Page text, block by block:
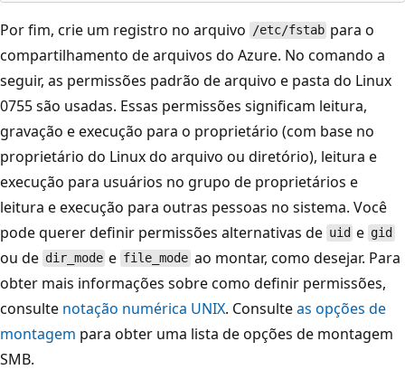
Por fim, crie um registro no arquivo /etc/fstab para o
compartilhamento de arquivos do Azure. No comando a
seguir, as permissões padrão de arquivo e pasta do Linux
0755 são usadas. Essas permissões significam leitura,
gravação e execução para o proprietário (com base no
proprietário do Linux do arquivo ou diretório), leitura e
execução para usuários no grupo de proprietários e
leitura e execução para outras pessoas no sistema. Você
pode querer definir permissões alternativas de uid e gid
ou de dir_mode e file_mode ao montar, como desejar. Para
obter mais informações sobre como definir permissões,
consulte notação numérica UNIX. Consulteas opções de
montagem para obter uma lista de opções de montagem
SMB.